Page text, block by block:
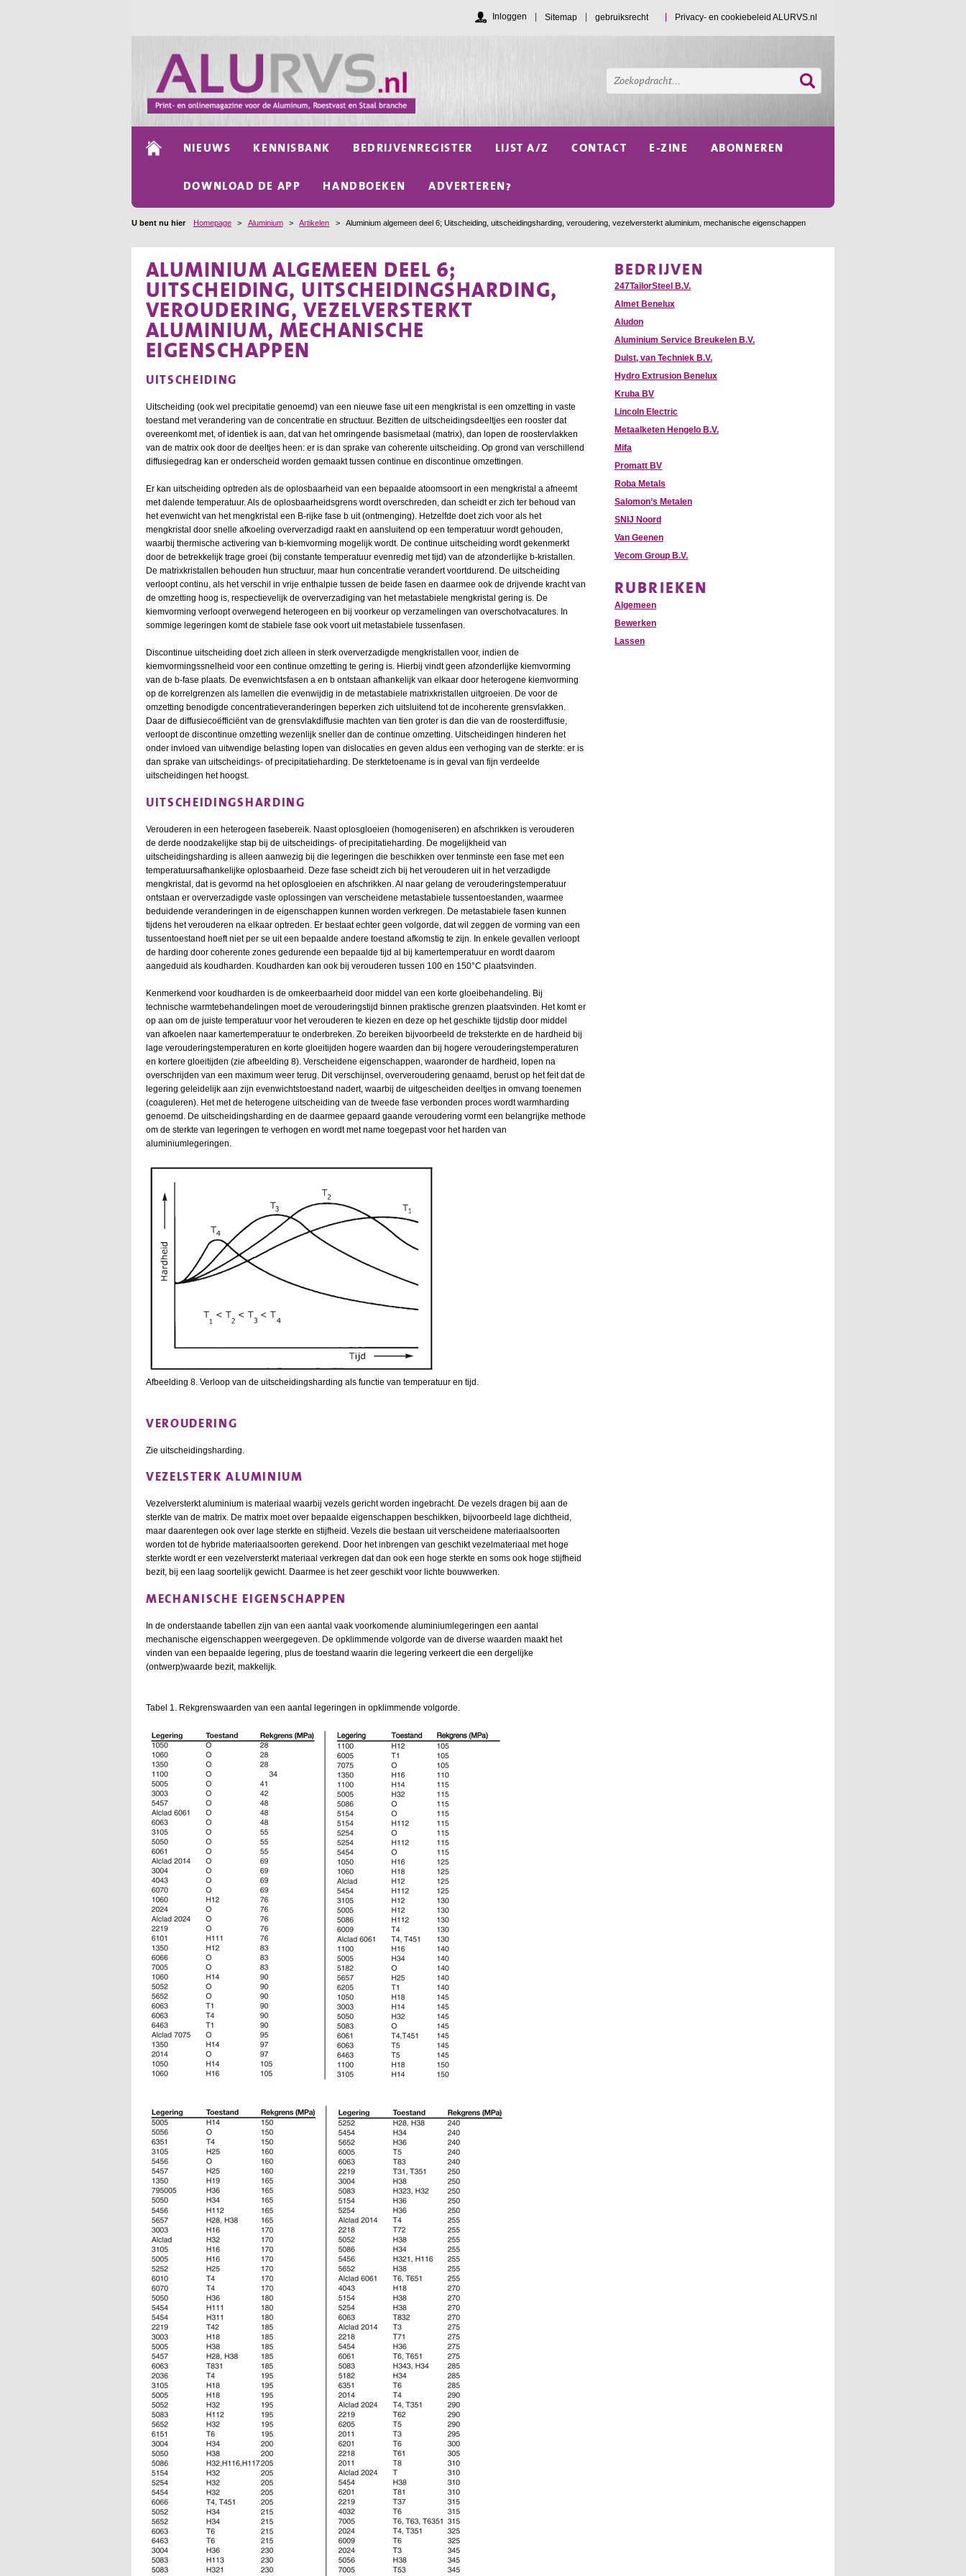
Sitemap gebruiksrecht Privacy- en cookiebeleid ALURVS.nl
Inloggen
NIEUWS KENNISBANK BEDRIJVENREGISTER LIJST A/Z CONTACT E-ZINE ABONNEREN
DOWNLOAD DE APP HANDBOEKEN ADVERTEREN?
U bent nu hier Homepage > Aluminium > Artikelen > Aluminium algemeen deel 6; Uitscheiding, uitscheidingsharding, veroudering, vezelversterkt aluminium, mechanische eigenschappen
ALUMINIUM ALGEMEEN DEEL 6;
UITSCHEIDING, UITSCHEIDINGSHARDING,
VEROUDERING, VEZELVERSTERKT
ALUMINIUM, MECHANISCHE
EIGENSCHAPPEN
UITSCHEIDING
Uitscheiding (ook wel precipitatie genoemd) van een nieuwe fase uit een mengkristal is een omzetting in vaste
toestand met verandering van de concentratie en structuur. Bezitten de uitscheidingsdeeltjes een rooster dat
overeenkomt met, of identiek is aan, dat van het omringende basismetaal (matrix), dan lopen de roostervlakken
van de matrix ook door de deeltjes heen: er is dan sprake van coherente uitscheiding. Op grond van verschillend
diffusiegedrag kan er onderscheid worden gemaakt tussen continue en discontinue omzettingen.
Er kan uitscheiding optreden als de oplosbaarheid van een bepaalde atoomsoort in een mengkristal a afneemt
met dalende temperatuur. Als de oplosbaarheidsgrens wordt overschreden, dan scheidt er zich ter behoud van
het evenwicht van het mengkristal een B-rijke fase b uit (ontmenging). Hetzelfde doet zich voor als het
mengkristal door snelle afkoeling oververzadigd raakt en aansluitend op een temperatuur wordt gehouden,
waarbij thermische activering van b-kiemvorming mogelijk wordt. De continue uitscheiding wordt gekenmerkt
door de betrekkelijk trage groei (bij constante temperatuur evenredig met tijd) van de afzonderlijke b-kristallen.
De matrixkristallen behouden hun structuur, maar hun concentratie verandert voortdurend. De uitscheiding
verloopt continu, als het verschil in vrije enthalpie tussen de beide fasen en daarmee ook de drijvende kracht van
de omzetting hoog is, respectievelijk de oververzadiging van het metastabiele mengkristal gering is. De
kiemvorming verloopt overwegend heterogeen en bij voorkeur op verzamelingen van overschotvacatures. In
sommige legeringen komt de stabiele fase ook voort uit metastabiele tussenfasen.
Discontinue uitscheiding doet zich alleen in sterk oververzadigde mengkristallen voor, indien de
kiemvormingssnelheid voor een continue omzetting te gering is. Hierbij vindt geen afzonderlijke kiemvorming
van de b-fase plaats. De evenwichtsfasen a en b ontstaan afhankelijk van elkaar door heterogene kiemvorming
op de korrelgrenzen als lamellen die evenwijdig in de metastabiele matrixkristallen uitgroeien. De voor de
omzetting benodigde concentratieveranderingen beperken zich uitsluitend tot de incoherente grensvlakken.
Daar de diffusiecoëfficiënt van de grensvlakdiffusie machten van tien groter is dan die van de roosterdiffusie,
verloopt de discontinue omzetting wezenlijk sneller dan de continue omzetting. Uitscheidingen hinderen het
onder invloed van uitwendige belasting lopen van dislocaties en geven aldus een verhoging van de sterkte: er is
dan sprake van uitscheidings- of precipitatieharding. De sterktetoename is in geval van fijn verdeelde
uitscheidingen het hoogst.
UITSCHEIDINGSHARDING
Verouderen in een heterogeen fasebereik. Naast oplosgloeien (homogeniseren) en afschrikken is verouderen
de derde noodzakelijke stap bij de uitscheidings- of precipitatieharding. De mogelijkheid van
uitscheidingsharding is alleen aanwezig bij die legeringen die beschikken over tenminste een fase met een
temperatuursafhankelijke oplosbaarheid. Deze fase scheidt zich bij het verouderen uit in het verzadigde
mengkristal, dat is gevormd na het oplosgloeien en afschrikken. Al naar gelang de verouderingstemperatuur
ontstaan er oververzadigde vaste oplossingen van verscheidene metastabiele tussentoestanden, waarmee
beduidende veranderingen in de eigenschappen kunnen worden verkregen. De metastabiele fasen kunnen
tijdens het verouderen na elkaar optreden. Er bestaat echter geen volgorde, dat wil zeggen de vorming van een
tussentoestand hoeft niet per se uit een bepaalde andere toestand afkomstig te zijn. In enkele gevallen verloopt
de harding door coherente zones gedurende een bepaalde tijd al bij kamertemperatuur en wordt daarom
aangeduid als koudharden. Koudharden kan ook bij verouderen tussen 100 en 150°C plaatsvinden.
Kenmerkend voor koudharden is de omkeerbaarheid door middel van een korte gloeibehandeling. Bij
technische warmtebehandelingen moet de verouderingstijd binnen praktische grenzen plaatsvinden. Het komt er
op aan om de juiste temperatuur voor het verouderen te kiezen en deze op het geschikte tijdstip door middel
van afkoelen naar kamertemperatuur te onderbreken. Zo bereiken bijvoorbeeld de treksterkte en de hardheid bij
lage verouderingstemperaturen en korte gloeitijden hogere waarden dan bij hogere verouderingstemperaturen
en kortere gloeitijden (zie afbeelding 8). Verscheidene eigenschappen, waaronder de hardheid, lopen na
overschrijden van een maximum weer terug. Dit verschijnsel, oververoudering genaamd, berust op het feit dat de
legering geleidelijk aan zijn evenwichtstoestand nadert, waarbij de uitgescheiden deeltjes in omvang toenemen
(coaguleren). Het met de heterogene uitscheiding van de tweede fase verbonden proces wordt warmharding
genoemd. De uitscheidingsharding en de daarmee gepaard gaande veroudering vormt een belangrijke methode
om de sterkte van legeringen te verhogen en wordt met name toegepast voor het harden van
aluminiumlegeringen.
Afbeelding 8. Verloop van de uitscheidingsharding als functie van temperatuur en tijd.
VEROUDERING
Zie uitscheidingsharding.
VEZELSTERK ALUMINIUM
Vezelversterkt aluminium is materiaal waarbij vezels gericht worden ingebracht. De vezels dragen bij aan de
sterkte van de matrix. De matrix moet over bepaalde eigenschappen beschikken, bijvoorbeeld lage dichtheid,
maar daarentegen ook over lage sterkte en stijfheid. Vezels die bestaan uit verscheidene materiaalsoorten
worden tot de hybride materiaalsoorten gerekend. Door het inbrengen van geschikt vezelmateriaal met hoge
sterkte wordt er een vezelversterkt materiaal verkregen dat dan ook een hoge sterkte en soms ook hoge stijfheid
bezit, bij een laag soortelijk gewicht. Daarmee is het zeer geschikt voor lichte bouwwerken.
MECHANISCHE EIGENSCHAPPEN
In de onderstaande tabellen zijn van een aantal vaak voorkomende aluminiumlegeringen een aantal
mechanische eigenschappen weergegeven. De opklimmende volgorde van de diverse waarden maakt het
vinden van een bepaalde legering, plus de toestand waarin die legering verkeert die een dergelijke
(ontwerp)waarde bezit, makkelijk.
Tabel 1. Rekgrenswaarden van een aantal legeringen in opklimmende volgorde.
BEDRIJVEN
247TailorSteel B.V.
Almet Benelux
Aludon
Aluminium Service Breukelen B.V.
Dulst, van Techniek B.V.
Hydro Extrusion Benelux
Kruba BV
Lincoln Electric
Metaalketen Hengelo B.V.
Mifa
Promatt BV
Roba Metals
Salomon’s Metalen
SNIJ Noord
Van Geenen
Vecom Group B.V.
RUBRIEKEN
Algemeen
Bewerken
Lassen